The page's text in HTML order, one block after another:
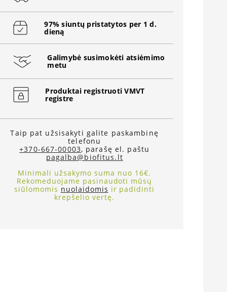
97% siuntų pristatytos per 1 d.
dieną
Galimybė susimokėti atsiėmimo
metu
Produktai registruoti VMVT
registre
Taip pat užsisakyti galite paskambinę
telefonu
+370-667-00003, parašę el. paštu
pagalba@biofitus.lt
Minimali užsakymo suma nuo 16€.
Rekomeduojame pasinaudoti mūsų
siūlomomis nuolaidomis ir padidinti
krepšelio vertę.